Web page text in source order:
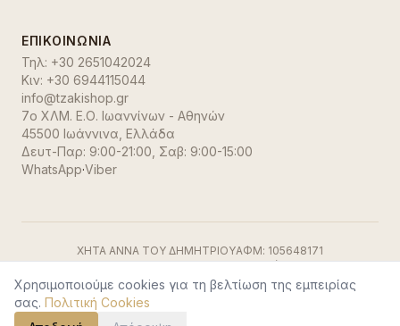
ΕΠΙΚΟΙΝΩΝΊΑ
Τηλ: +30 2651042024
Κιν: +30 6944115044
info@tzakishop.gr
7ο ΧΛΜ. Ε.Ο. Ιωαννίνων - Αθηνών
45500 Ιωάννινα Ελλάδα
Δευτ-Παρ: 9:00-21:00, Σαβ: 9:00-15:00
WhatsApp·Viber
ΧΗΤΑ ΑΝΝΑ ΤΟΥ ΔΗΜΗΤΡΙΟΥΑΦΜ: 105648171
ΓΕΜΗ:191500729000ΔΟΥ:Ιωαννίνων
Visa· Mastercard·Stripe
©2026TzakiShop. Όλα τα δικαιώματα διατηρούνται.
Χρησιμοποιούμε cookies για τη βελτίωση της εμπειρίας
σας. Πολιτική Cookies